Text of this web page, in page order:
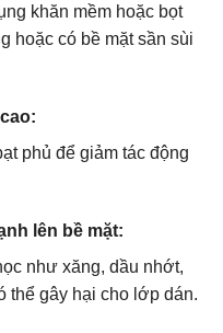
khăn mềm hoặc bọt
hoặc có bề mặt sần sùi
phủ để giảm tác động
lên bề mặt:
như xăng, dầu nhớt,
thể gây hại cho lớp dán.